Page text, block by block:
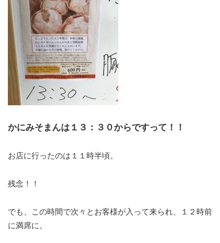
かにみそまんは１３：３０からですって！！
お店に行ったのは１１時半頃。
残念！！
でも、この時間で次々とお客様が入って来られ、１２時前
に満席に。